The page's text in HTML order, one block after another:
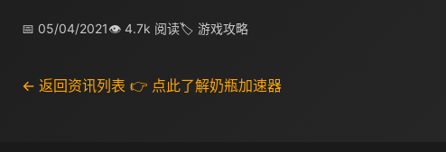
📅 05/04/2021👁 4.7k 阅读🏷 游戏攻略
← 返回资讯列表 👉 点此了解奶瓶加速器